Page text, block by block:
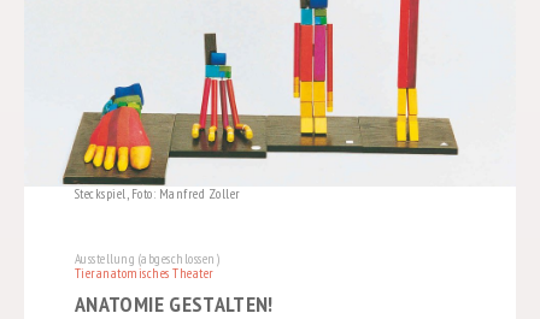
Steckspiel, Foto: Manfred Zoller
Ausstellung (abgeschlossen)
Tieranatomisches Theater
ANATOMIE GESTALTEN!